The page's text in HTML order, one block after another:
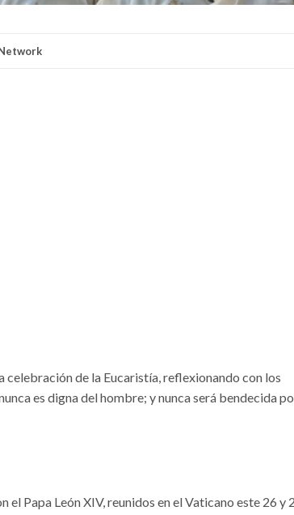
de la Eucaristía, reflexionando con los
es digna del hombre; y nunca será bendecida
Papa León XIV, reunidos en el Vaticano este 26 y